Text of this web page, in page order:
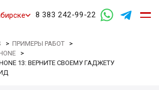
8 383 242-99-22
>ПРИМЕРЫ РАБОТ >
>
13: ВЕРНИТЕ СВОЕМУ ГАДЖЕТУ